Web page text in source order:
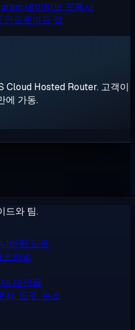
네이티브 프록시
안드로이드 앱
Cloud Hosted Router. 고객이
에 가동.
드와 팀.
어링 노트
토리얼
대안들
서, 도구, 뉴스